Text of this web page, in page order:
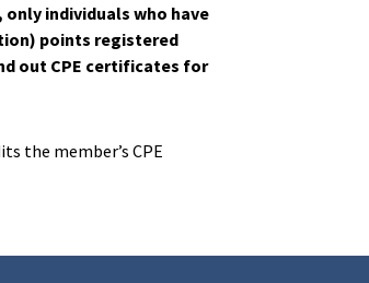
only individuals who have
points registered
out CPE certificates for
the member’s CPE